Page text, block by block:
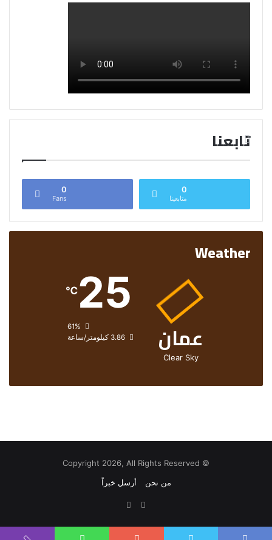
تابعنا
0
Fans
0
متابعينا
Weather
عمان
Clear Sky
25
℃
الرطوبة:
الرياح:3.86 كيلومتر/ساعة
© Copyright 2026, All Rights Reserved
من نحن
أرسل خبراً